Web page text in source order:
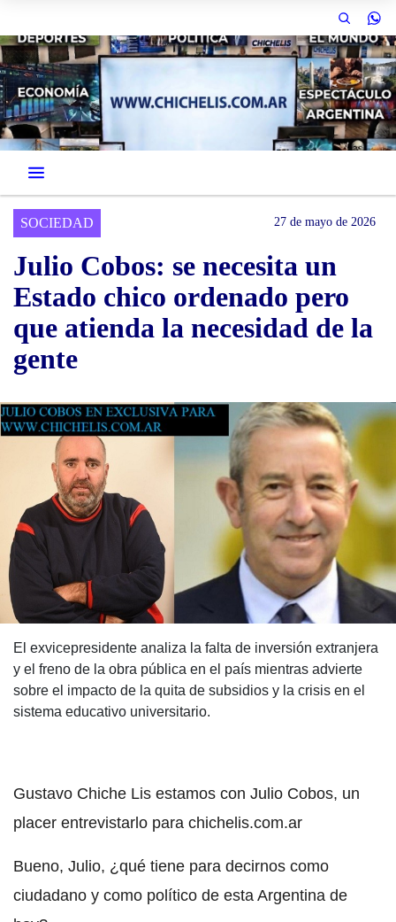
SOCIEDAD 27 de mayo de 2026
Julio Cobos: se necesita un
Estado chico ordenado pero
que atienda la necesidad de la
gente
El exvicepresidente analiza la falta de inversión extranjera
y el freno de la obra pública en el país mientras advierte
sobre el impacto de la quita de subsidios y la crisis en el
sistema educativo universitario.
Gustavo Chiche Lis estamos con Julio Cobos, un
placer entrevistarlo para chichelis.com.ar
Bueno, Julio, ¿qué tiene para decirnos como
ciudadano y como político de esta Argentina de